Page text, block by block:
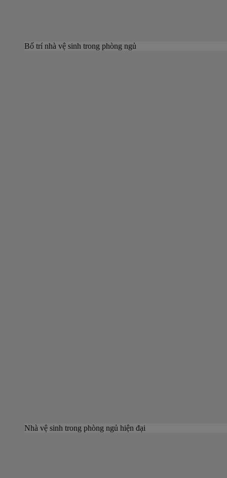
Bố trí nhà vệ sinh trong phòng ngủ
Nhà vệ sinh trong phòng ngủ hiện đại